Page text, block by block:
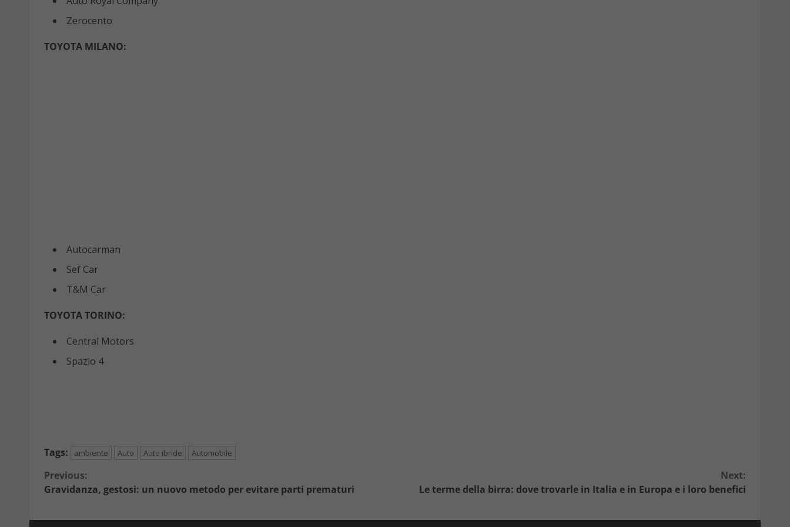
Zerocento
TOYOTA MILANO:
Autocarman
Sef Car
T&M Car
TOYOTA TORINO:
Central Motors
Spazio 4
Tags: ambiente Auto Auto ibride Automobile
Continue
Reading
Previous:
Gravidanza, gestosi: un nuovo metodo per evitare parti prematuri
Next:
Le terme della birra: dove trovarle in Italia e in Europa e i loro benefici